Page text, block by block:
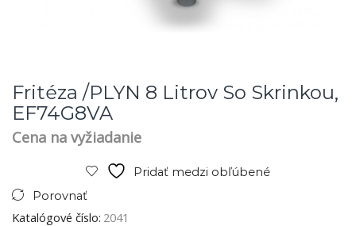
Fritéza /PLYN 8 Litrov So Skrinkou,
EF74G8VA
Cena na vyžiadanie
Pridať medzi obľúbené
Porovnať
Katalógové číslo: 2041